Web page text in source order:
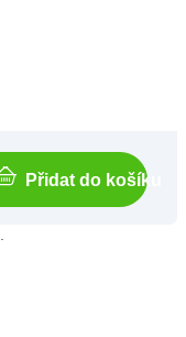
Přidat do košíku